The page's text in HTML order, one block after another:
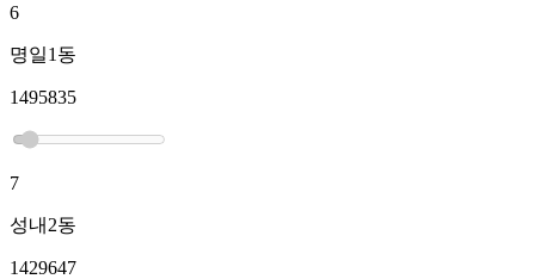
6
명일1동
1495835
7
성내2동
1429647